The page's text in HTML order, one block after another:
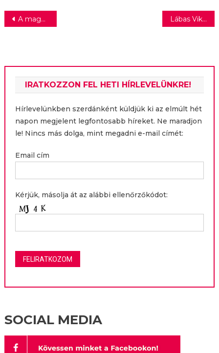
Bejegyzés
A magyar munkavállalók többsége kilépéskor szívesen megosztaná a véleményét a munkáltatójával Lábas Viki, a Margaret Island énekese táncosként lepte meg a rajongóit
IRATKOZZON FEL HETI HÍRLEVELÜNKRE!
Hírlevelünkben szerdánként küldjük ki az elmúlt hét
napon megjelent legfontosabb híreket. Ne maradjon
le! Nincs más dolga, mint megadni e-mail címét:
Email cím
Kérjük, másolja át az alábbi ellenőrzőkódot:
SOCIAL MEDIA